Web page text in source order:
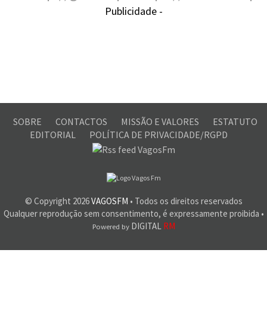
Publicidade -
SOBRE CONTACTOS MISSÃO E VALORES
ESTATUTO
EDITORIAL
POLÍTICA DE PRIVACIDADE/RGPD
© Copyright 2026VAGOSFM • Todos os direitos reservados
Qualquer reprodução sem consentimento, é expressamente proibida •
Powered byDIGITAL RM